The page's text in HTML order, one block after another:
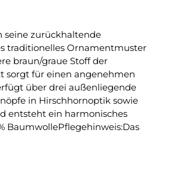
seine zurückhaltende
traditionelles Ornamentmuster
braun/graue Stoff der
sorgt für einen angenehmen
über drei außenliegende
in Hirschhornoptik sowie
entsteht ein harmonisches
BaumwollePflegehinweis:Das